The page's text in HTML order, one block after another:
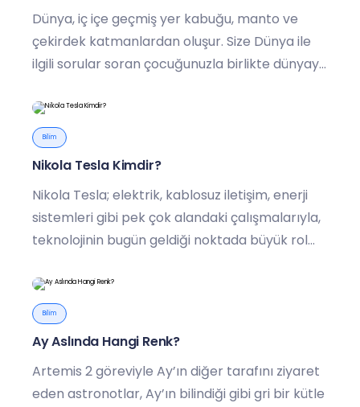
Dünya, iç içe geçmiş yer kabuğu, manto ve
çekirdek katmanlardan oluşur. Size Dünya ile
ilgili sorular soran çocuğunuzla birlikte dünyayı
Bilim
Nikola Tesla Kimdir?
Nikola Tesla; elektrik, kablosuz iletişim, enerji
sistemleri gibi pek çok alandaki çalışmalarıyla,
teknolojinin bugün geldiği noktada büyük rol
Bilim
Ay Aslında Hangi Renk?
Artemis 2 göreviyle Ay’ın diğer tarafını ziyaret
eden astronotlar, Ay’ın bilindiği gibi gri bir kütle